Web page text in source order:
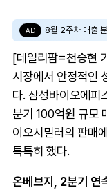
AD 8월 2주차 매출
[데일리팜=천승현
시장에서 안정적인
다. 삼성바이오에피
분기 100억원 규모
이오시밀러의 판매
톡톡히 했다.
온베브지, 2분기 연